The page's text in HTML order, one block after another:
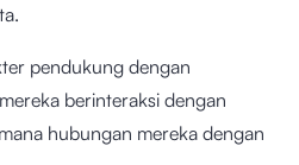
pendukung dengan
berinteraksi dengan
hubungan mereka dengan